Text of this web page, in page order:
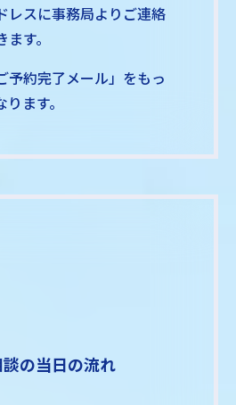
レスに事務局よりご連絡
す。
予約完了メール」をもっ
ます。
の当日の流れ